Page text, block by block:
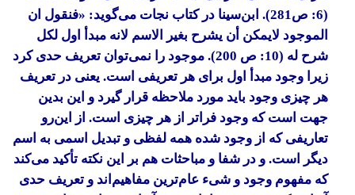
(6: ص281). ابن‌سینا در کتاب
نجات می‌گوید: «فنقول ان
الموجود لایمکن أن یشرح بغیر الاسم لانه مبدأ اول لکل
شرح له (10: ص 200). موجود را نمی‌توان تعریف حدی کرد
زیرا وجود مبدأ اول برای هر تعریفی است. یعنی در تعریف
هر چیزی وجود باید مورد ملاحظه قرار گیرد و این بدین
جهت است که وجود فراتر از هر چیزی است. از این‌رو
تعاریفی که از وجود شده همه لفظی و تبدیل اسمی به اسم
دیگر است. و در شفا و مباحثات هم بر این نکته تأکید می‌کند
که مفهوم وجود و شیء عام‌ترین مفاهیم‌اند و تعریف حدی